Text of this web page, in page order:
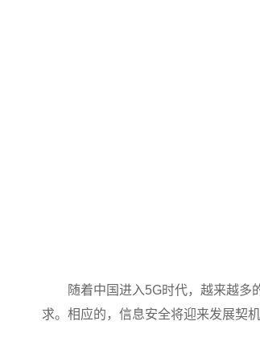
随着中国进入5G时代，越来越
求。相应的，信息安全将迎来发展契